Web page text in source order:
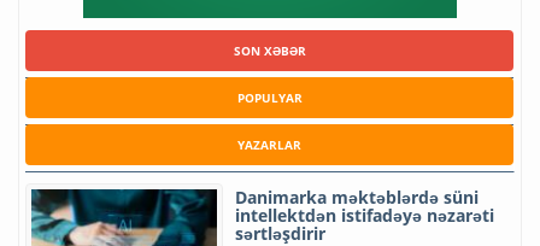
SON XƏBƏR
POPULYAR
YAZARLAR
Danimarka məktəblərdə süni
intellektdən istifadəyə nəzarəti
sərtləşdirir